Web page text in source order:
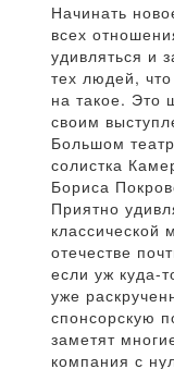
Начинать
всех
удивляться и
тех людей,
на такое. Это
своим
Большом
солистка
Бориса
Приятно
классической
отечестве
если уж куда-
уже
спонсорскую
заметят
компания с